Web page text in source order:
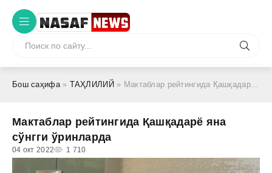
Бош саҳифа» ТАҲЛИЛИЙ » Мактаблар рейтингида Қашқадарё яна сўнгги ўринларда
Мактаблар рейтингида Қашқадарё яна
сўнгги ўринларда
04 окт 2022 1 710